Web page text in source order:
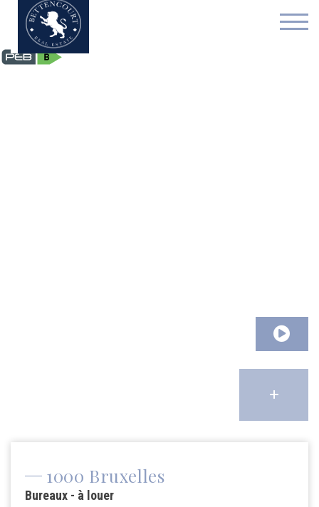
1000 Bruxelles
Bureaux - à louer